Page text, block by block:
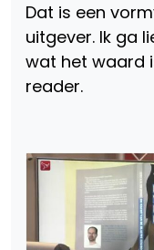
Dat is een
uitgever. Ik ga
wat het waard
reader.